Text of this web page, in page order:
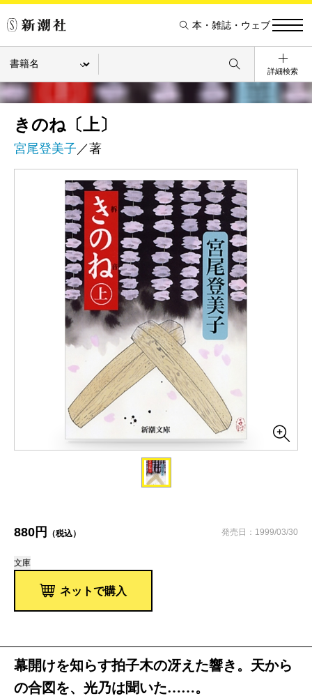
本・雑誌・ウェブ
詳細検索
きのね〔上〕
宮尾登美子 ／著
880円 （税込） 発売日：1999/03/30
文庫
ネットで購入
幕開けを知らす拍子木の冴えた響き。天から
の合図を、光乃は聞いた……。